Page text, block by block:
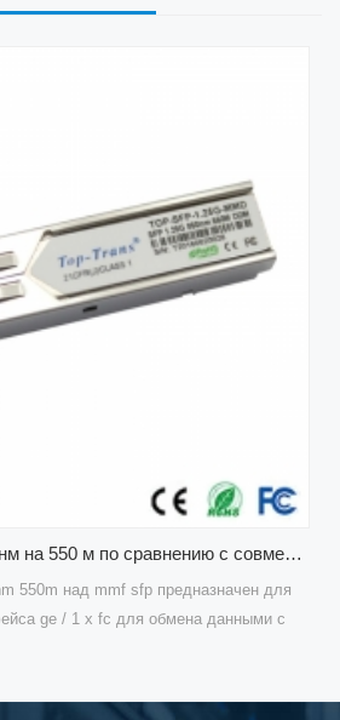
совместимые 120-канальные модули с
оптические приемопередатчики
оптимизированы для высокой